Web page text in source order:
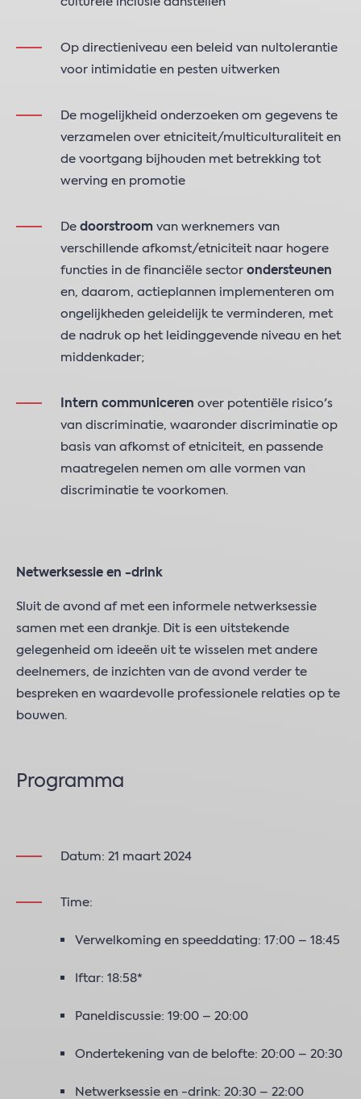
Op directieniveau een beleid van nultolerantie
voor intimidatie en pesten uitwerken
De mogelijkheid onderzoeken om gegevens te
verzamelen over etniciteit/multiculturaliteit en
de voortgang bijhouden met betrekking tot
werving en promotie
De doorstroom van werknemers van
verschillende afkomst/etniciteit naar hogere
functies in de financiële sector ondersteunen
en, daarom, actieplannen implementeren om
ongelijkheden geleidelijk te verminderen, met
de nadruk op het leidinggevende niveau en het
middenkader;
Intern communiceren over potentiële risico's
van discriminatie, waaronder discriminatie op
basis van afkomst of etniciteit, en passende
maatregelen nemen om alle vormen van
discriminatie te voorkomen.
Netwerksessie en -drink
Sluit de avond af met een informele netwerksessie
samen met een drankje. Dit is een uitstekende
gelegenheid om ideeën uit te wisselen met andere
deelnemers, de inzichten van de avond verder te
bespreken en waardevolle professionele relaties op te
bouwen.
Programma
Datum: 21 maart 2024
Time:
Verwelkoming en speeddating: 17:00 – 18:45
Iftar: 18:58*
Paneldiscussie: 19:00 – 20:00
Ondertekening van de belofte: 20:00 – 20:30
Netwerksessie en -drink: 20:30 – 22:00